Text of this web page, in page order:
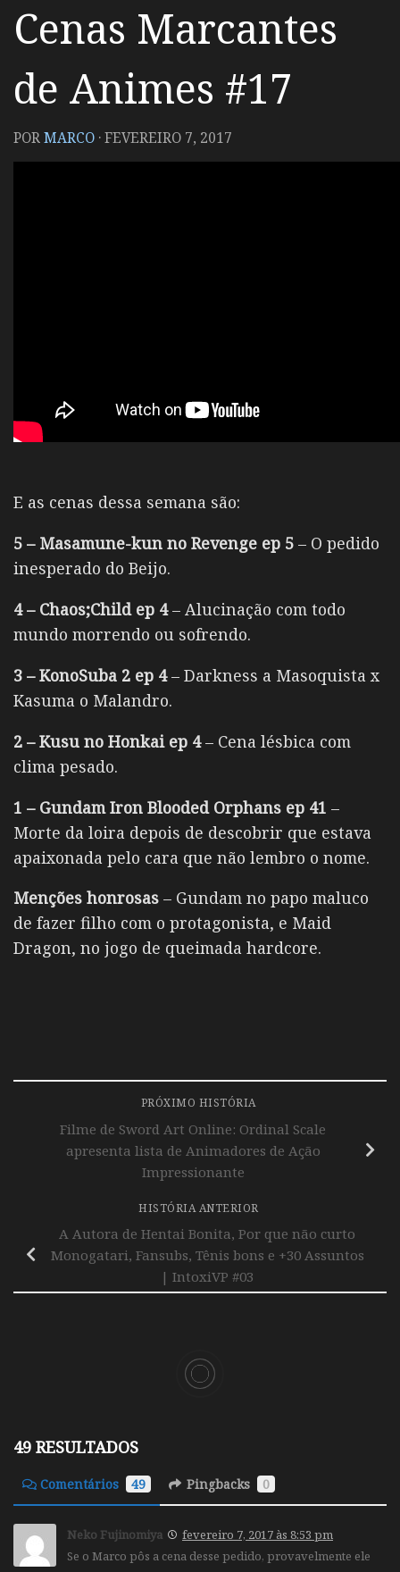
Cenas Marcantes
de Animes #17
PORMARCO ·FEVEREIRO 7, 2017
E as cenas dessa semana são:
5 – Masamune-kun no Revenge ep 5 – O pedido
inesperado do Beijo.
4 – Chaos;Child ep 4– Alucinação com todo
mundo morrendo ou sofrendo.
3 – KonoSuba 2 ep 4– Darkness a Masoquista x
Kasuma o Malandro.
2 – Kusu no Honkai ep 4– Cena lésbica com
clima pesado.
1 – Gundam Iron Blooded Orphans ep 41 –
Morte da loira depois de descobrir que estava
apaixonada pelo cara que não lembro o nome.
Menções honrosas – Gundam no papo maluco
de fazer filho com o protagonista, e Maid
Dragon, no jogo de queimada hardcore.
PRÓXIMO HISTÓRIA
Filme de Sword Art Online: Ordinal Scale
apresenta lista de Animadores de Ação
Impressionante
HISTÓRIA ANTERIOR
A Autora de Hentai Bonita, Por que não curto
Monogatari, Fansubs, Tênis bons e +30 Assuntos
| IntoxiVP #03
49 RESULTADOS
Comentários 49 Pingbacks 0
Neko Fujinomiya
fevereiro 7, 2017 às 8:53 pm
Se o Marco pôs a cena desse pedido, provavelmente ele